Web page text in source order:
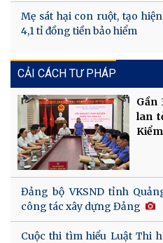
Mẹ sát hại con ruột, tạo
4,1 tỉ đồng tiền bảo hiểm
CẢI CÁCH TƯ PHÁP
Gần
lan
Đảng bộ VKSND tỉnh
công tác xây dựng Đảng
Cuộc thi tìm hiểu Luật Thi